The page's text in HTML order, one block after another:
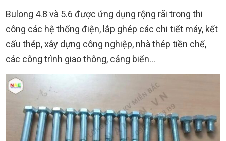
Bulong 4.8 và 5.6 được ứng dụng rộng rãi trong thi
công các hệ thống điện, lắp ghép các chi tiết máy, kết
cấu thép, xây dựng công nghiệp, nhà thép tiền chế,
các công trình giao thông, cảng biển…